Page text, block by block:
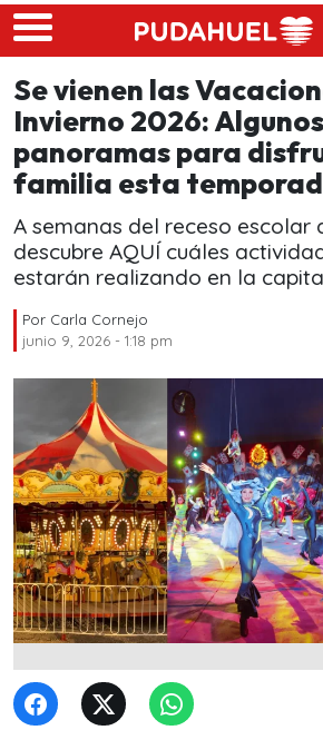
Skip to main content
Se vienen las
Invierno 2026: Algunos
panoramas para
familia esta
A semanas del receso escolar
descubre AQUÍ cuáles
estarán realizando en la
Por Carla Cornejo
junio 9, 2026 - 1:18 pm